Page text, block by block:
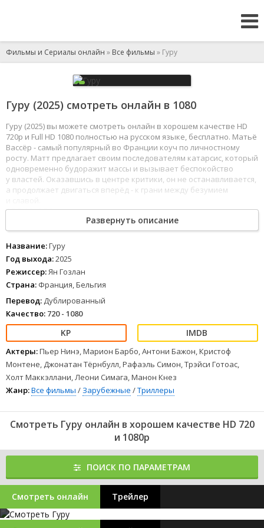
Фильмы и Сериалы онлайн » Все фильмы » Гуру
Гуру (2025) смотреть онлайн в 1080
Гуру (2025) вы можете смотреть онлайн в хорошем качестве HD
720p и Full HD 1080 полностью на русском языке, бесплатно. Матьё
Вассёр - самый популярный во Франции коуч по личностному
росту. Матт предлагает своим последователям катарсис, который
одновременно будоражит массы и вызывает беспокойство
у властей. Оказавшись в центре критики, он не останавливается,
а продолжает двигаться вперёд - к грани между безумием
12345 678
Развернуть описание
Название:Гуру
Год выхода:2025
Режиссер:Ян Гозлан
Страна: Франция, Бельгия
Перевод: Дублированный
Качество: 720 - 1080
Актеры:Пьер Нинэ, Марион Барбо, Антони Бажон, Кристоф
Монтене, Джонатан Тёрнбулл, Рафаэль Симон, Трэйси Готоас,
Холт Маккэллани, Леони Симага, Манон Кнез
Жанр:Все фильмы / Зарубежные /Триллеры
Смотреть Гуру онлайн в хорошем качестве HD 720
и 1080p
ПОИСК ПО ПАРАМЕТРАМ
Смотреть онлайн Трейлер